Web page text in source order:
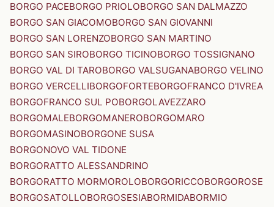
BORGO PACEBORGO PRIOLOBORGO SAN DALMAZZO
BORGO SAN GIACOMOBORGO SAN GIOVANNI
BORGO SAN LORENZOBORGO SAN MARTINO
BORGO SAN SIROBORGO TICINOBORGO TOSSIGNANO
BORGO VAL DI TAROBORGO VALSUGANABORGO VELINO
BORGO VERCELLIBORGOFORTEBORGOFRANCO D'IVREA
BORGOFRANCO SUL POBORGOLAVEZZARO
BORGOMALEBORGOMANEROBORGOMARO
BORGOMASINOBORGONE SUSA
BORGONOVO VAL TIDONE
BORGORATTO ALESSANDRINO
BORGORATTO MORMOROLOBORGORICCOBORGOROSE
BORGOSATOLLOBORGOSESIABORMIDABORMIO